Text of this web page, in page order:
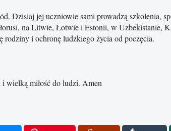
Dzisiaj jej uczniowie sami prowadzą szkolenia,
na Litwie, Łotwie i Estonii, w Uzbekistanie,
i ochronę ludzkiego życia od poczęcia.
wielką miłość do ludzi. Amen